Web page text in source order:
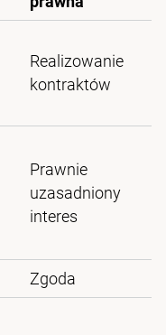
Realizowanie
kontraktów
Prawnie
uzasadniony
interes
Zgoda